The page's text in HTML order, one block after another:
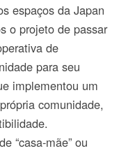
espaços da Japan
o projeto de passar
de
para seu
implementou um
comunidade,
“casa-mãe” ou